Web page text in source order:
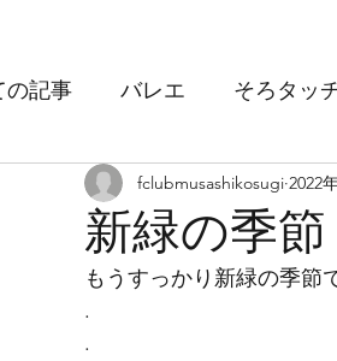
の記事 バレエ そろタッ
夏期講習 休憩 藤川ミュ
学童保育 レッスン
新緑の季節
fclubmusashikosugi 2022
もうすっかり新緑の季節
.
.